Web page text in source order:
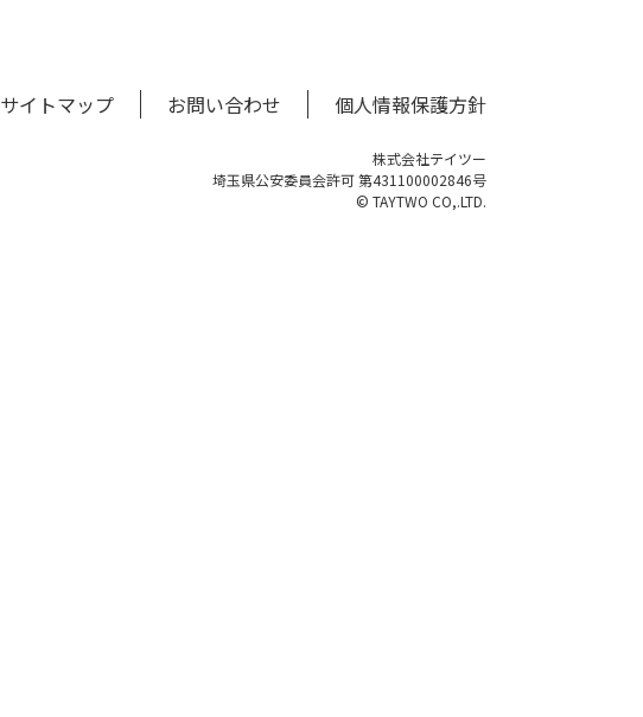
サイトマップ お問い合わせ 個人情報保護方針
株式会社テイツー
埼玉県公安委員会許可 第431100002846号
© TAYTWO CO,.LTD.